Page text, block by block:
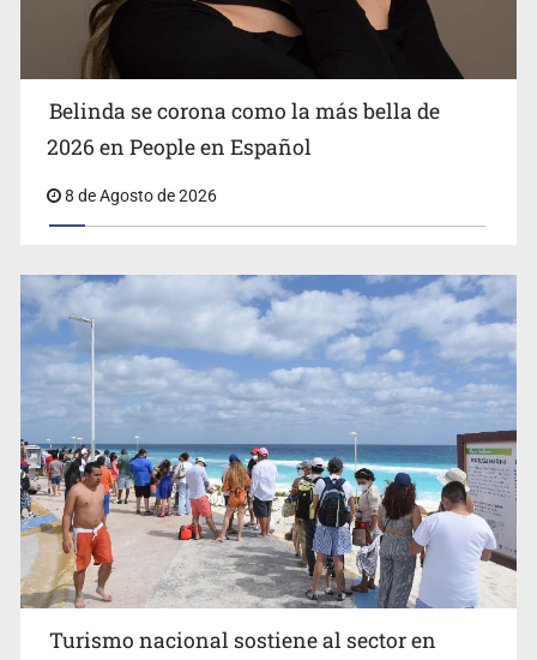
masivo
EU reanudará este sábado inspecciones de aguacate en
Michoacán
Belinda se corona como la más bella de
2026 en People en Español
8 de Agosto de 2026
Turismo nacional sostiene al sector en